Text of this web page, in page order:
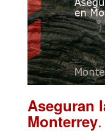
Aseguran
Monterrey